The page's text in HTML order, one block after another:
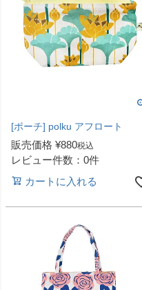
[ポーチ] polku アフロート
販売価格 ¥880税込
レビュー件数：0件
カートに入れる